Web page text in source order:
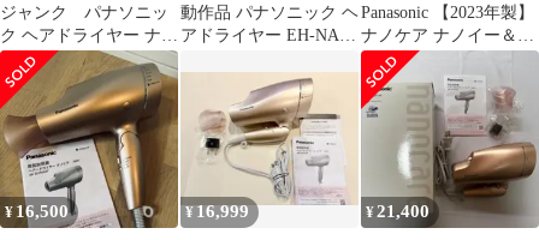
ジャンク パナソニッ
ク ヘアドライヤー ナノ
ケア ピンクゴールド
EH-NA9E
動作品 パナソニック ヘ
アドライヤー EH-NA99
Panasonic 【2023年製】
ナノケア ナノイー＆ミ
ネラル EH-NA9G
¥ 16,500 ¥16,999 ¥21,400